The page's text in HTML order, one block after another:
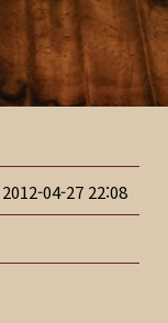
2012-04-27 22:08